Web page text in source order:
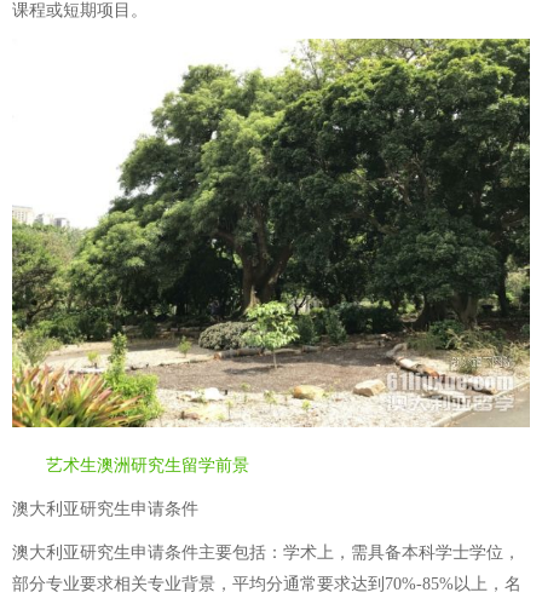
课程或短期项目。
艺术生澳洲研究生留学前景
澳大利亚研究生申请条件
澳大利亚研究生申请条件主要包括：学术上，需具备本科学士学位，
部分专业要求相关专业背景，平均分通常要求达到70%-85%以上，名